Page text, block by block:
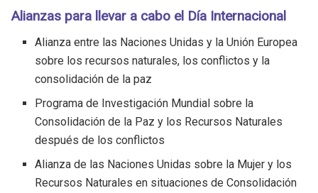
Alianzas para llevar a cabo el Día Internacional
Alianza entre las Naciones Unidas y la Unión Europea
sobre los recursos naturales, los conflictos y la
consolidación de la paz
Programa de Investigación Mundial sobre la
Consolidación de la Paz y los Recursos Naturales
después de los conflictos
Alianza de las Naciones Unidas sobre la Mujer y los
Recursos Naturales en situaciones de Consolidación